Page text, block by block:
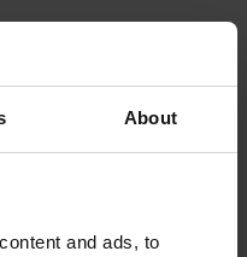
About
and ads, to